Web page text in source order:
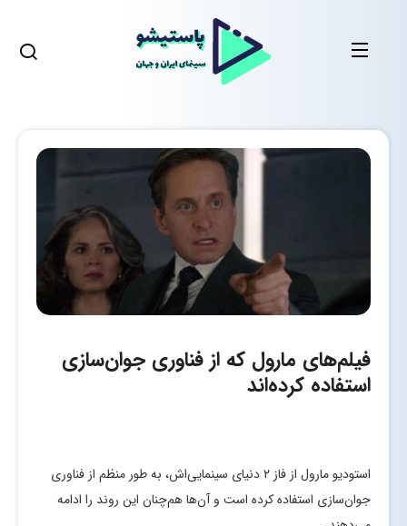
فیلم‌های مارول که از فناوری جوان‌سازی
استفاده کرده‌اند
استودیو مارول از فاز ۲ دنیای سینمایی‌اش، به طور منظم از فناوری
جوان‌سازی استفاده کرده است و آن‌ها هم‌چنان این روند را ادامه